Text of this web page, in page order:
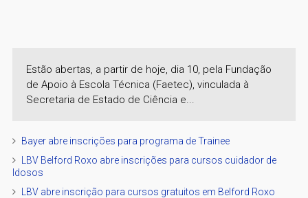
Estão abertas, a partir de hoje, dia 10, pela Fundação
de Apoio à Escola Técnica (Faetec), vinculada à
Secretaria de Estado de Ciência e...
Bayer abre inscrições para programa de Trainee
LBV Belford Roxo abre inscrições para cursos cuidador de
Idosos
LBV abre inscrição para cursos gratuitos em Belford Roxo